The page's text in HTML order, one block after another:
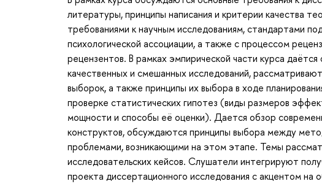
литературы, принципы написания и критерии качества
требованиями к научным исследованиям, стандартами
психологической ассоциации, а также с процессом
рецензентов. В рамках эмпирической части курса
качественных и смешанных исследований,
выборок, а также принципы их выбора в ходе
проверке статистических гипотез (виды размеров
мощности и способы её оценки). Дается обзор
конструктов, обсуждаются принципы выбора между
проблемами, возникающими на этом этапе. Темы
исследовательских кейсов. Слушатели интегрируют
проекта диссертационного исследования с акцентом на